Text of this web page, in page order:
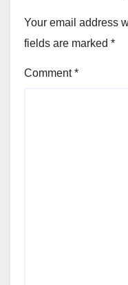
Your email address
fields are marked *
Comment*